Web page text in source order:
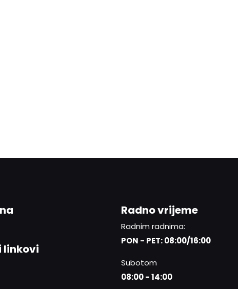
linkovi
Radno vrijeme
Radnim radnima:
PON - PET: 08:00/16:00
Subotom
08:00 - 14:00